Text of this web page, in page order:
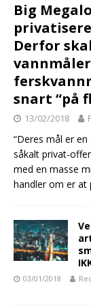
Big
Derfor
snart “på
13/02/2018
“Deres mål er
såkalt privat-
med en masse
handler om er at
03/01/2018